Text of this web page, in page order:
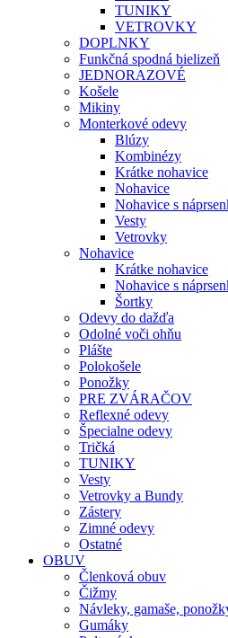
TUNIKY
VETROVKY
DOPLNKY
Funkčná spodná bielizeň
JEDNORAZOVÉ
Košele
Mikiny
Monterkové odevy
Blúzy
Kombinézy
Krátke nohavice
Nohavice
Nohavice s
Vesty
Vetrovky
Nohavice
Krátke nohavice
Nohavice s
Šortky
Odevy do dažďa
Odolné voči ohňu
Plášte
Polokošele
Ponožky
PRE ZVÁRAČOV
Reflexné odevy
Špecialne odevy
Tričká
TUNIKY
Vesty
Vetrovky a Bundy
Zástery
Zimné odevy
Ostatné
OBUV
Členková obuv
Čižmy
Návleky, gamaše,
Gumáky